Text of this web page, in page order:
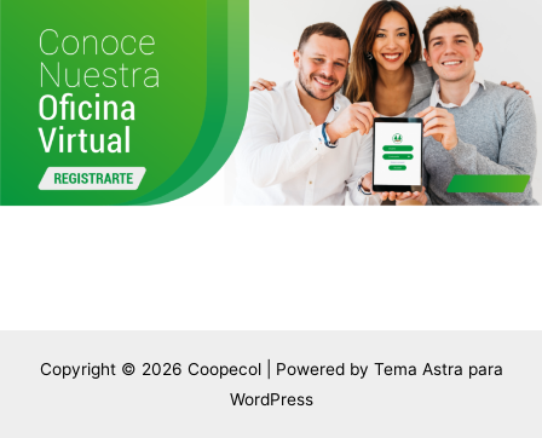
Copyright © 2026 Coopecol | Powered by Tema Astra para
WordPress